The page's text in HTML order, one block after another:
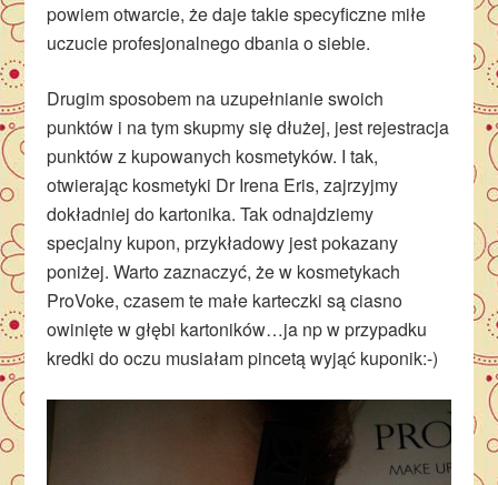
powiem otwarcie, że daje takie specyficzne miłe
uczucie profesjonalnego dbania o siebie.
Drugim sposobem na uzupełnianie swoich
punktów i na tym skupmy się dłużej, jest rejestracja
punktów z kupowanych kosmetyków. I tak,
otwierając kosmetyki Dr Irena Eris, zajrzyjmy
dokładniej do kartonika. Tak odnajdziemy
specjalny kupon, przykładowy jest pokazany
poniżej. Warto zaznaczyć, że w kosmetykach
ProVoke, czasem te małe karteczki są ciasno
owinięte w głębi kartoników…ja np w przypadku
kredki do oczu musiałam pincetą wyjąć kuponik:-)